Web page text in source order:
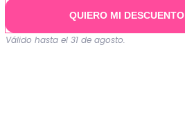
QUIERO MI DESCUENTO
Válido hasta el 31 de agosto.